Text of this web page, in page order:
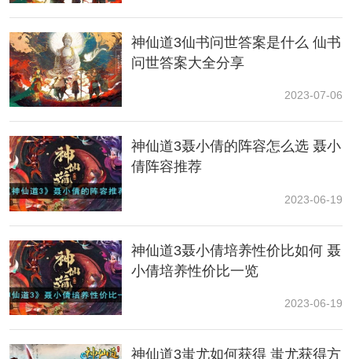
阵容构建：何仙姑+不死凤凰+青龙+黑白无常
阵容解析：可由常规开荒队平滑过渡，不死凤凰兼顾奶
与输出二重身份，开局施加重伤让青龙的每一次爆发都
能对敌军造成不可逆转的打击，黑白无常的全面功能也
神仙道3仙书问世答案是什么 仙书
问世答案大全分享
2023-07-06
神仙道3聂小倩的阵容怎么选 聂小
倩阵容推荐
2023-06-19
神仙道3聂小倩培养性价比如何 聂
小倩培养性价比一览
2023-06-19
神仙道3蚩尤如何获得 蚩尤获得方